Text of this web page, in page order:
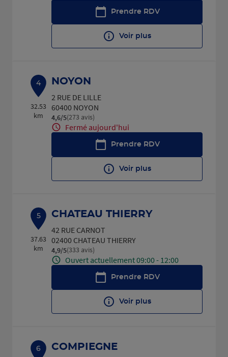
Prendre RDV
Voir plus
4
32.53
km
NOYON
2 RUE DE LILLE
60400 NOYON
4,6/5Note de 4.6 sur 5
(273 avis)
Fermé aujourd'hui
Prendre RDV
Voir plus
5
37.63
km
CHATEAU THIERRY
42 RUE CARNOT
02400 CHATEAU THIERRY
4,9/5Note de 4.9 sur 5
(333 avis)
Ouvert actuellement 09:00 - 12:00
Prendre RDV
Voir plus
6
COMPIEGNE